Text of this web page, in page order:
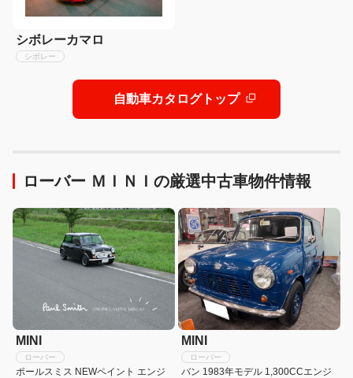
シボレーカマロ
シボレー
自動車カタログトップ
ローバー ＭＩＮＩの厳選中古車物件情報
MINI
ローバー
ポールスミス NEWペイント エンジ
MINI
ローバー
バン 1983年モデル 1,300CCエンジ